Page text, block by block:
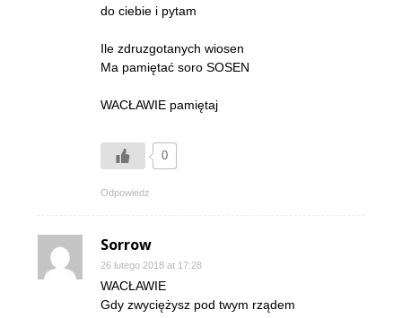
do ciebie i pytam
Ile zdruzgotanych wiosen
Ma pamiętać soro SOSEN
WACŁAWIE pamiętaj
0
Odpowiedz
Sorrow
26 lutego 2018 at 17:28
WACŁAWIE
Gdy zwyciężysz pod twym rządem